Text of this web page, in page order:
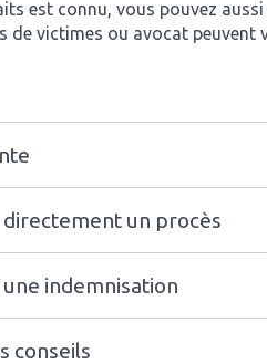
est connu, vous pouvez
de victimes ou avocat peuvent
un procès
indemnisation
conseils